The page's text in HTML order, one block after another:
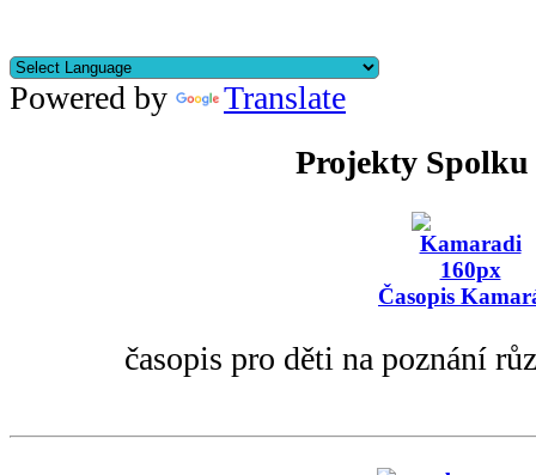
Powered by
Translate
Projekty Spolku
Časopis
časopis pro děti na poznání